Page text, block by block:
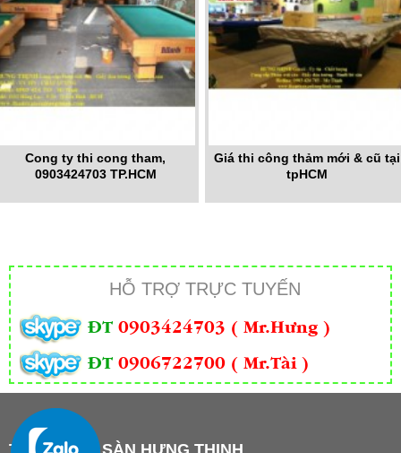
Cong ty thi cong tham,
0903424703 TP.HCM
Giá thi công thảm mới & cũ tại
tpHCM
HỖ TRỢ TRỰC TUYẾN
ĐT 0903424703 ( Mr.Hưng )
ĐT 0906722700 ( Mr.Tài )
THẢM TRẢI SÀN HƯNG THỊNH